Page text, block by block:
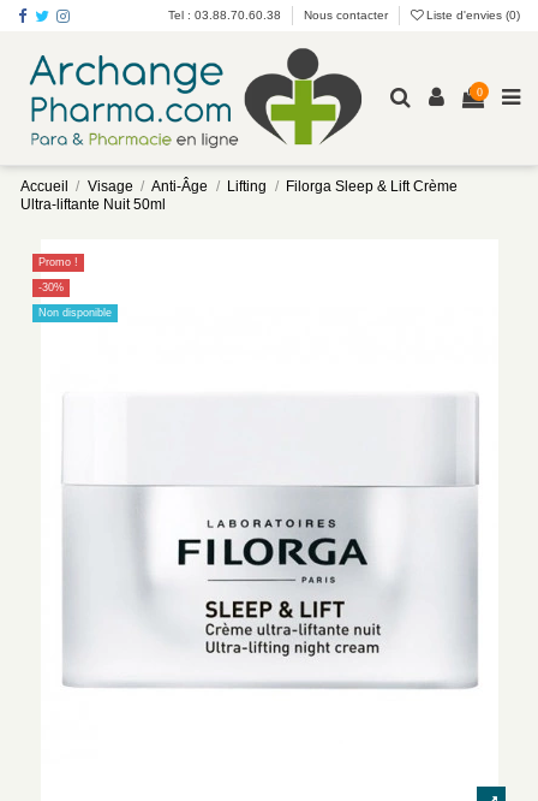
Tel : 03.88.70.60.38 Nous contacter Liste d'envies (0)
0
Accueil Visage Anti-Âge Lifting
Filorga Sleep & Lift Crème
Ultra-liftante Nuit 50ml
Promo !
-30%
Non disponible